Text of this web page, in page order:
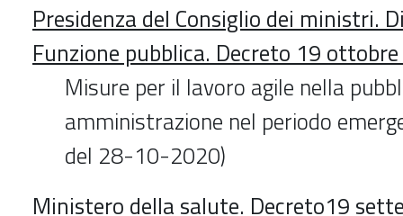
Presidenza del Consiglio dei ministri.
Funzione pubblica. Decreto 19
Misure per il lavoro agile nella
amministrazione nel periodo
del 28-10-2020)
Ministero della salute. Decreto19